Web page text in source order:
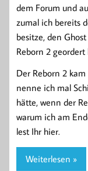
dem Forum und
zumal ich bereits
besitze, den
Reborn 2 geordert
Der Reborn 2
nenne ich mal
hätte, wenn der
warum ich am
lest Ihr hier.
Weiterlesen »